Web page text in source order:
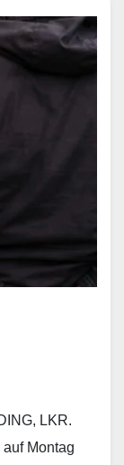
LKR.
Montag